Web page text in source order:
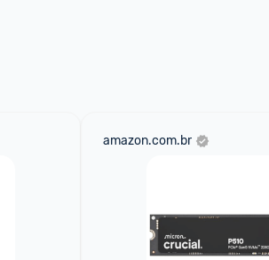
amazon.com.br